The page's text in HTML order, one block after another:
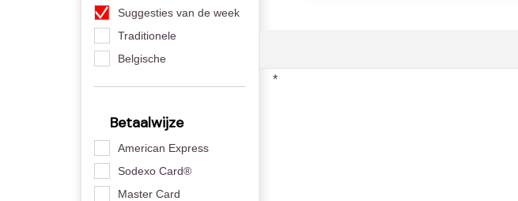
Suggesties van de week
Traditionele
Belgische
Betaalwijze
American Express
Sodexo Card®
Master Card
*